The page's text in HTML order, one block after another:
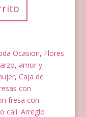
Ocasion, Flores
, amor y
, Caja de
con
fresa con
cali. Arreglo